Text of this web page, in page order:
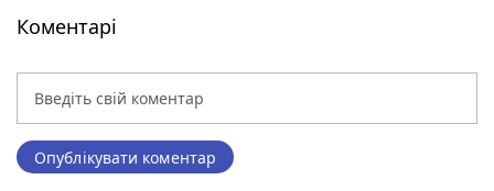
Коментарі
Опублікувати коментар